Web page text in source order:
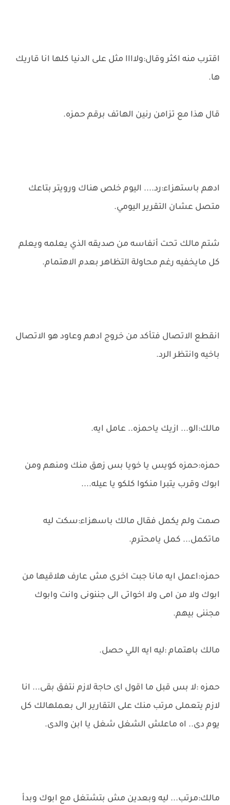
اقترب منه اكثر وقال:ولاااا مثل على الدنيا كلها انا قاريك
ها.
قال هذا مع تزامن رنين الهاتف برقم حمزه.
ادهم باستهزاء:رد.... اليوم خلص هناك ورويتر بتاعك
متصل عشان التقرير اليومي.
شتم مالك تحت أنفاسه من صديقه الذي يعلمه ويعلم
كل مايخفيه رغم محاولة التظاهر بعدم الاهتمام.
انقطع الاتصال فتأكد من خروج ادهم وعاود هو الاتصال
باخيه وانتظر الرد.
مالك:الو... ازيك ياحمزه.. عامل ايه.
حمزه:حمزه كويس يا خويا بس زهق منك ومنهم ومن
ابوك وقرب يتبرا منكوا كلكو يا عيله....
صمت ولم يكمل فقال مالك باسهزاء:سكت ليه
ماتكمل... كمل يامحترم.
حمزه:اعمل ايه مانا جبت اخرى مش عارف هلاقيها من
ابوك ولا من امى ولا اخواتى الى جننونى وانت وابوك
مجننى بيهم.
مالك باهتمام :ليه ايه اللي حصل.
حمزه :لا بس قبل ما اقول اى حاجة لازم نتفق بقى... انا
لازم يتعملى مرتب منك على التقارير الى بعملهالك كل
يوم دى.. اه ماعلش الشغل شغل يا ابن والدى.
مالك:مرتب... ليه وبعدين مش بتشتغل مع ابوك وبدأ